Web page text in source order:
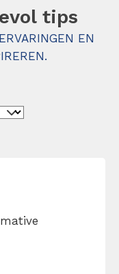
tips
EN